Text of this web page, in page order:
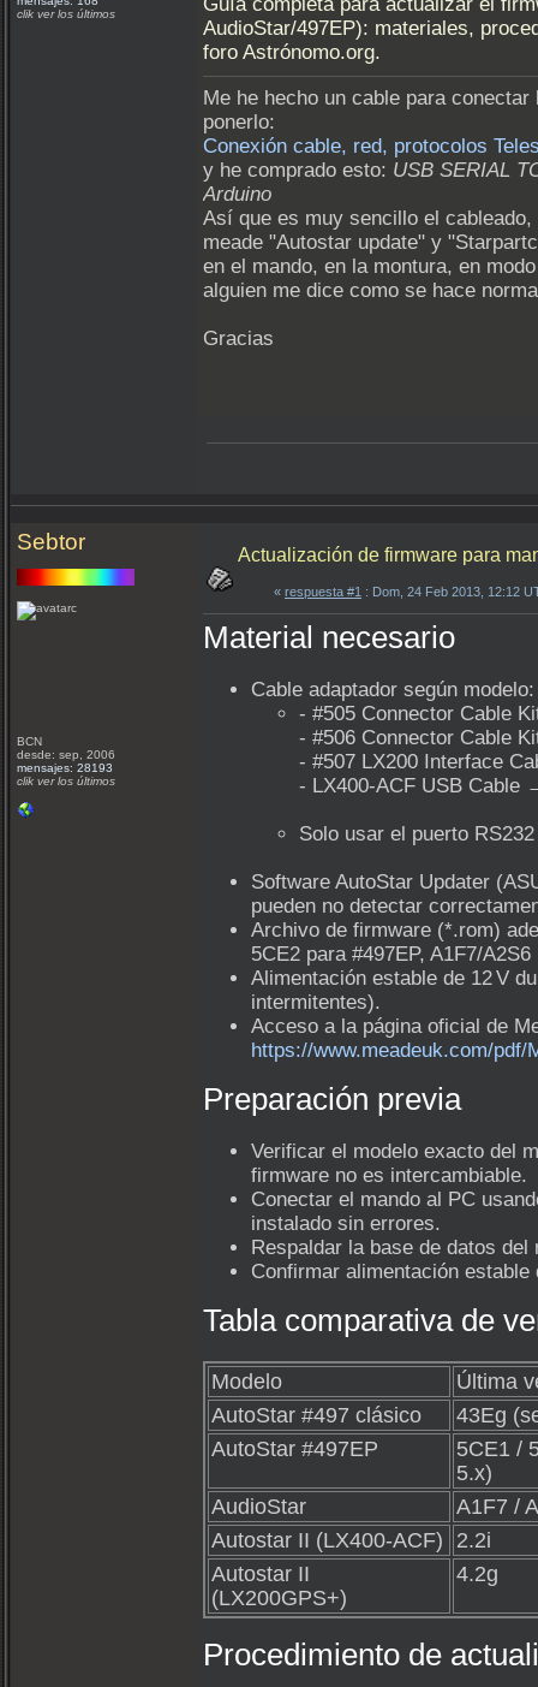
clik ver los últimos
AudioStar/497EP): materiales,
foro Astrónomo.org.
Me he hecho un cable para
ponerlo:
Conexión cable, red, protocolos
y he comprado esto: USB SERIAL
Arduino
Así que es muy sencillo el
meade "Autostar update" y
en el mando, en la montura, en
alguien me dice como se hace
Gracias
Sebtor
BCN
desde: sep, 2006
mensajes: 28193
clik ver los últimos
Actualización de firmware para
« respuesta #1 : Dom, 24 Feb 2013, 12:12
Material necesario
Cable adaptador según modelo:
- #505 Connector Cable
- #506 Connector Cable
- #507 LX200 Interface
- LX400-ACF USB Cable
Solo usar el puerto
Software AutoStar Updater
pueden no detectar
Archivo de firmware (*.rom)
5CE2 para #497EP, A1F7/
Alimentación estable de 12 V
intermitentes).
Acceso a la página oficial de
https://www.meadeuk.com/pdf/
Preparación previa
Verificar el modelo exacto del
firmware no es intercambiable.
Conectar el mando al PC
instalado sin errores.
Respaldar la base de datos
Confirmar alimentación
Tabla comparativa de
Modelo
Última
AutoStar #497 clásico
43Eg
AutoStar #497EP
5CE1 /
5.x)
AudioStar
A1F7 /
Autostar II (LX400-ACF)
2.2i
Autostar II
(LX200GPS+)
4.2g
Procedimiento de